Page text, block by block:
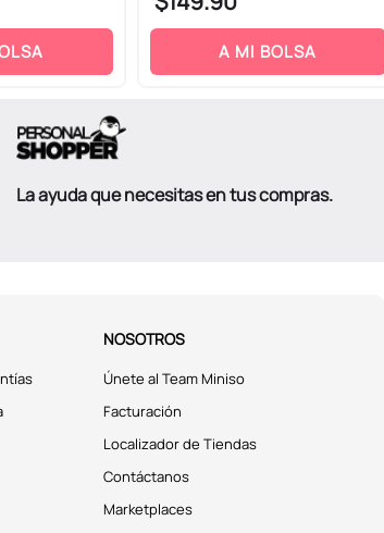
A MI BOLSA
La ayuda que necesitas en tus compras.
NOSOTROS
Únete al Team Miniso
Facturación
Localizador de Tiendas
Contáctanos
Marketplaces